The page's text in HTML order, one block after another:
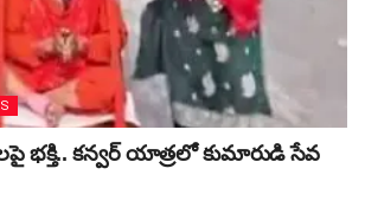
భక్తి.. కన్వర్‌ యాత్రలో కుమారుడి సేవ